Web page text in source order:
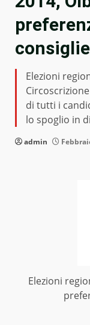
Elezioni
di tutti i
lo spoglio in
admin
Elezioni